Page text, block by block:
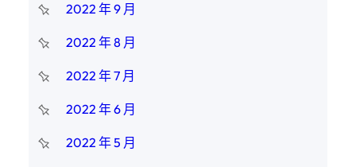
2022 年 9 月
2022 年 8 月
2022 年 7 月
2022 年 6 月
2022 年 5 月